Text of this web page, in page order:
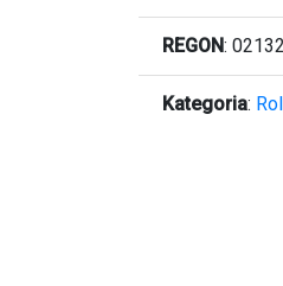
REGON:
Kategoria: